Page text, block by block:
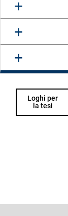
Loghi per
la tesi